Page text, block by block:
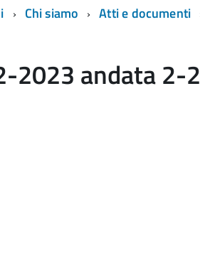
Chi siamo Atti e documenti
2023 andata 2-2